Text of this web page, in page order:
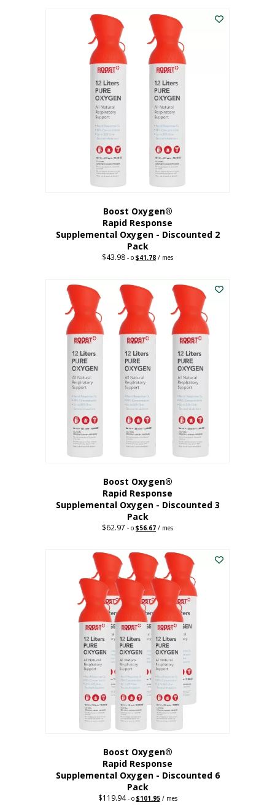
dólares. es:
182,30
dólares.
Boost Oxygen®
Rapid Response
Supplemental Oxygen - Discounted 2
Pack
$43.98 - o Original
$43.98.
$41.78 Current
$41.78.
/ mes
Boost Oxygen®
Rapid Response
Supplemental Oxygen - Discounted 3
Pack
$62.97 - o Precio
dólares.
$56.67 El
56,67
dólares.
/ mes
Boost Oxygen®
Rapid Response
Supplemental Oxygen - Discounted 6
Pack
$119.94 -o Precio
$101.95El/ mes